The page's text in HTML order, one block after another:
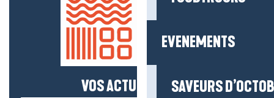
EVENEMENTS
SAVEURS
VOS ACTUS SALÉES !